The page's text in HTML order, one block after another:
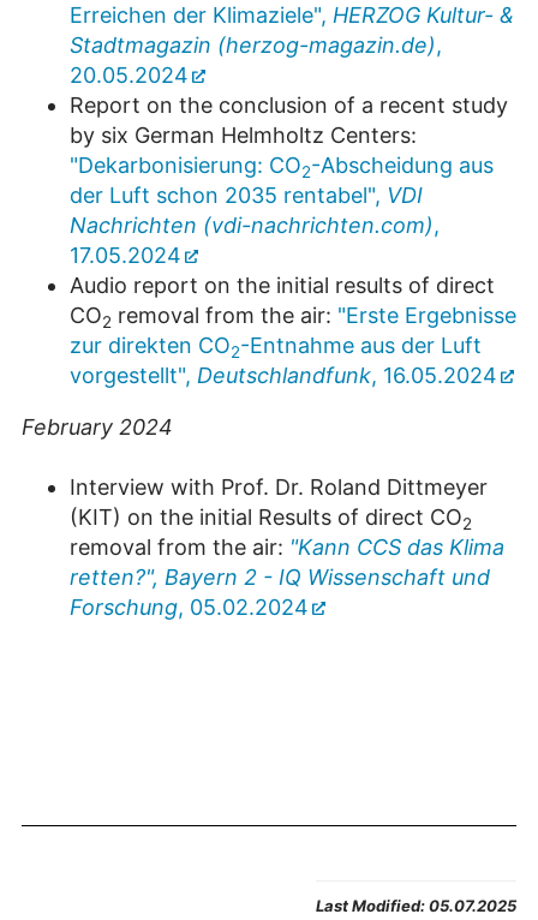
Erreichen der Klimaziele", HERZOG Kultur- &
Stadtmagazin (herzog-magazin.de),
20.05.2024
Report on the conclusion of a recent study
by six German Helmholtz Centers:
"Dekarbonisierung: CO2-Abscheidung aus
der Luft schon 2035 rentabel", VDI
Nachrichten (vdi-nachrichten.com),
17.05.2024
Audio report on the initial results of direct
CO2 removal from the air: "Erste Ergebnisse
zur direkten CO2-Entnahme aus der Luft
vorgestellt", Deutschlandfunk, 16.05.2024
February 2024
Interview with Prof. Dr. Roland Dittmeyer
(KIT) on the initial Results of direct CO2
removal from the air: "Kann CCS das Klima
retten?", Bayern 2 - IQ Wissenschaft und
Forschung, 05.02.2024
Last Modified:05.07.2025